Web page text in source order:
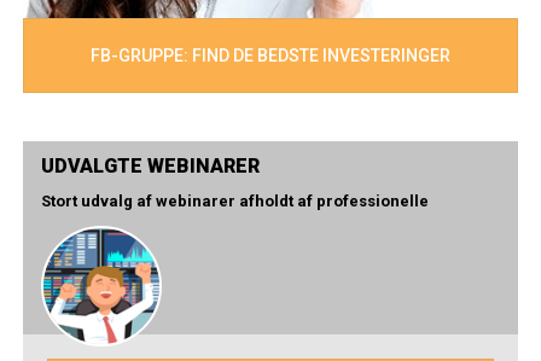
FB-GRUPPE: FIND DE BEDSTE INVESTERINGER
UDVALGTE WEBINARER
Stort udvalg af webinarer afholdt af professionelle